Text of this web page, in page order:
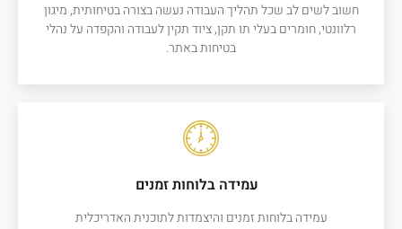
חשוב לשים לב שכל תהליך העבודה נעשה בצורה בטיחותית, מיגון
רלוונטי, חומרים בעלי תו תקן, ציוד תקין לעבודה והקפדה על נהלי
בטיחות באתר.
עמידה בלוחות זמנים
עמידה בלוחות זמנים והיצמדות לתוכנית האדריכלית